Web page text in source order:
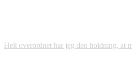
Helt overordnet har jeg den holdning, at